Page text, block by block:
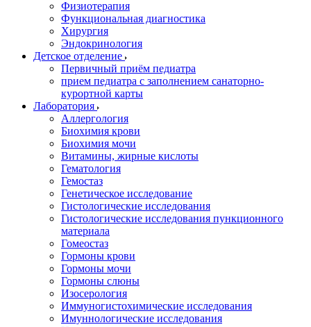
Физиотерапия
Функциональная диагностика
Хирургия
Эндокринология
Детское отделение
Первичный приём педиатра
прием педиатра с заполнением санаторно-
курортной карты
Лаборатория
Аллергология
Биохимия крови
Биохимия мочи
Витамины, жирные кислоты
Гематология
Гемостаз
Генетическое исследование
Гистологические исследования
Гистологические исследования пункционного
материала
Гомеостаз
Гормоны крови
Гормоны мочи
Гормоны слюны
Изосерология
Иммуногистохимические исследования
Имуннологические исследования